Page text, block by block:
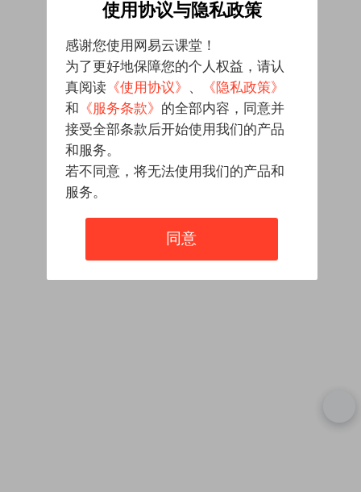
使用协议与隐私政策
感谢您使用网易云课堂！
为了更好地保障您的个人权益，请认
真阅读 《使用协议》 、
《隐私政策》
和 《服务条款》 的全部内容，同意并
接受全部条款后开始使用我们的产品
和服务。
若不同意，将无法使用我们的产品和
服务。
同意